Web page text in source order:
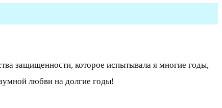
защищенности, которое испытывала я многие годы,
любви на долгие годы!